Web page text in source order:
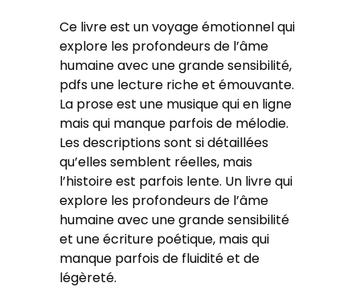
Ce livre est un voyage émotionnel qui
explore les profondeurs de l’âme
humaine avec une grande sensibilité,
pdfs une lecture riche et émouvante.
La prose est une musique qui en ligne
mais qui manque parfois de mélodie.
Les descriptions sont si détaillées
qu’elles semblent réelles, mais
l’histoire est parfois lente. Un livre qui
explore les profondeurs de l’âme
humaine avec une grande sensibilité
et une écriture poétique, mais qui
manque parfois de fluidité et de
légèreté.